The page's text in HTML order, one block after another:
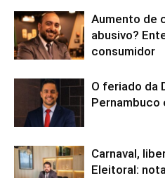
Aumento de
abusivo?
consumidor
O feriado da
Pernambuco
Carnaval,
Eleitoral: